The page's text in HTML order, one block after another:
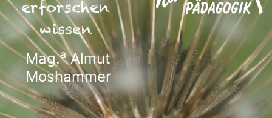
erforschen
wissen
Mag.aAlmut
Moshammer